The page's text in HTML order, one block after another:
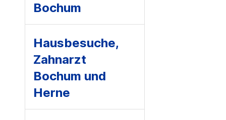
Bochum
Hausbesuche,
Zahnarzt
Bochum und
Herne